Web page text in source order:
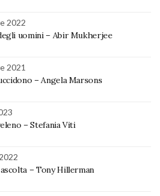
2022
uomini – Abir Mukherjee
2021
– Angela Marsons
– Stefania Viti
– Tony Hillerman